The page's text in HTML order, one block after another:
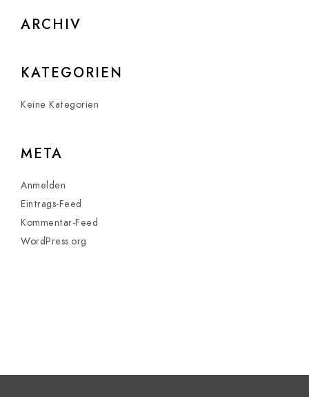
ARCHIV
KATEGORIEN
Keine Kategorien
META
Anmelden
Eintrags-Feed
Kommentar-Feed
WordPress.org